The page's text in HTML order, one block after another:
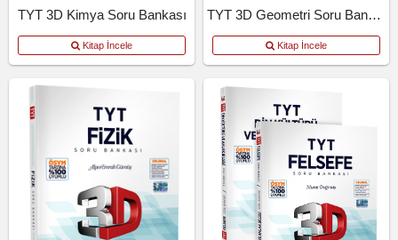
TYT 3D Kimya Soru Bankası
Kitap İncele
TYT 3D Geometri Soru Bankası
Kitap İncele